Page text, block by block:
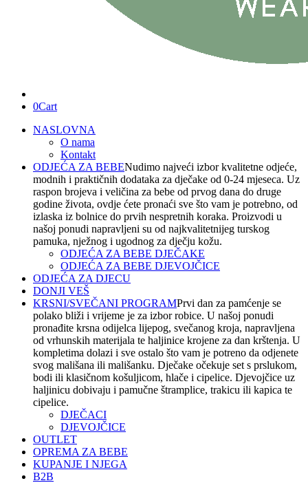
0Cart
NASLOVNA
O nama
Kontakt
ODJEĆA ZA BEBENudimo najveći izbor kvalitetne odjeće,
modnih i praktičnih dodataka za dječake od 0-24 mjeseca. Uz
raspon brojeva i veličina za bebe od prvog dana do druge
godine života, ovdje ćete pronaći sve što vam je potrebno, od
izlaska iz bolnice do prvih nespretnih koraka. Proizvodi u
našoj ponudi napravljeni su od najkvalitetnijeg turskog
pamuka, nježnog i ugodnog za dječju kožu.
ODJEĆA ZA BEBE DJEČAKE
ODJEĆA ZA BEBE DJEVOJČICE
ODJEĆA ZA DJECU
DONJI VEŠ
KRSNI/SVEČANI PROGRAMPrvi dan za pamćenje se
polako bliži i vrijeme je za izbor robice. U našoj ponudi
pronađite krsna odijelca lijepog, svečanog kroja, napravljena
od vrhunskih materijala te haljinice krojene za dan krštenja. U
kompletima dolazi i sve ostalo što vam je potreno da odjenete
svog mališana ili mališanku. Dječake očekuje set s prslukom,
bodi ili klasičnom košuljicom, hlače i cipelice. Djevojčice uz
haljinicu dobivaju i pamučne štramplice, trakicu ili kapica te
cipelice.
DJEČACI
DJEVOJČICE
OUTLET
OPREMA ZA BEBE
KUPANJE I NJEGA
B2B